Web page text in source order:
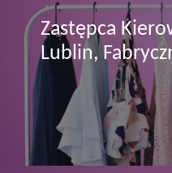
Zastępca
Lublin,